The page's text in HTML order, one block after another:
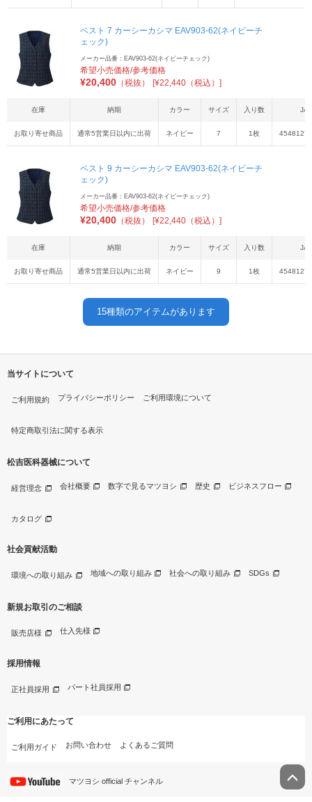
ベスト 7 カーシーカシマ EAV903-62(ネイビーチ
ェック)
メーカー品番：EAV903-62(ネイビーチェック)
希望小売価格/参考価格
¥20,400 （税抜） [¥22,440（税込）]
在庫 納期 カラー サイズ 入り数
お取り寄せ商品 通常5営業日以内に出荷 ネイビー 7 1枚
ベスト 9 カーシーカシマ EAV903-62(ネイビーチ
ェック)
メーカー品番：EAV903-62(ネイビーチェック)
希望小売価格/参考価格
¥20,400 （税抜） [¥22,440（税込）]
在庫 納期 カラー サイズ 入り数
お取り寄せ商品 通常5営業日以内に出荷 ネイビー 9 1枚
15種類のアイテムがあります
当サイトについて
ご利用規約 プライバシーポリシー ご利用環境について
特定商取引法に関する表示
松吉医科器械について
経営理念 会社概要 数字で見るマツヨシ 歴史 ビジネスフロー
カタログ
社会貢献活動
環境への取り組み 地域への取り組み 社会への取り組み SDGs
新規お取引のご相談
販売店様 仕入先様
採用情報
正社員採用 パート社員採用
ご利用にあたって
ご利用ガイド お問い合わせ よくあるご質問
マツヨシ official チャンネル